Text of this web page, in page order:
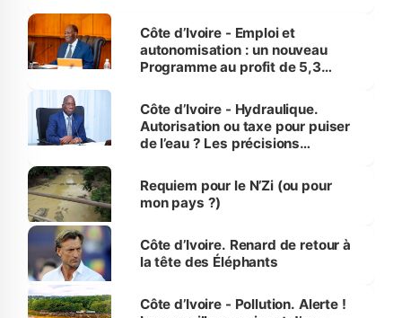
et Yamoussoukro
Côte d’Ivoire - Emploi et
autonomisation : un nouveau
Programme au profit de 5,3
Côte d’Ivoire - Hydraulique.
Autorisation ou taxe pour puiser
de l’eau ? Les précisions
Requiem pour le N’Zi (ou pour
mon pays ?)
Côte d’Ivoire. Renard de retour à
la tête des Éléphants
Côte d’Ivoire - Pollution. Alerte !